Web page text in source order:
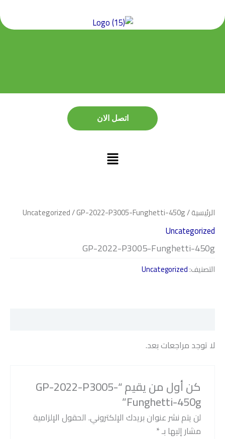
اتصل الان
اتصل الان
الرئيسية/
Uncategorized/ GP-2022-P3005-Funghetti-450g
Uncategorized
GP-2022-P3005-Funghetti-450g
التصنيف:Uncategorized
لا توجد مراجعات بعد.
كن أول من يقيم “GP-2022-P3005-
Funghetti-450g”
لن يتم نشر عنوان بريدك الإلكتروني. الحقول الإلزامية
مشار إليها بـ*